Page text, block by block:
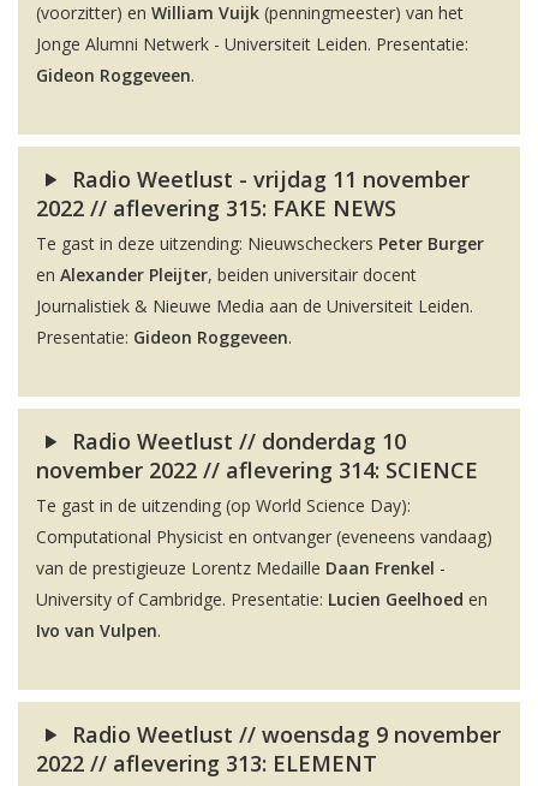
(voorzitter) en William Vuijk (penningmeester) van het
Jonge Alumni Netwerk - Universiteit Leiden. Presentatie:
Gideon Roggeveen.
Radio Weetlust - vrijdag 11 november
2022 // aflevering 315: FAKE NEWS
Te gast in deze uitzending: Nieuwscheckers Peter Burger
en Alexander Pleijter, beiden universitair docent
Journalistiek & Nieuwe Media aan de Universiteit Leiden.
Presentatie: Gideon Roggeveen.
Radio Weetlust // donderdag 10
november 2022 // aflevering 314: SCIENCE
Te gast in de uitzending (op World Science Day):
Computational Physicist en ontvanger (eveneens vandaag)
van de prestigieuze Lorentz Medaille Daan Frenkel -
University of Cambridge. Presentatie: Lucien Geelhoed en
Ivo van Vulpen.
Radio Weetlust // woensdag 9 november
2022 // aflevering 313: ELEMENT